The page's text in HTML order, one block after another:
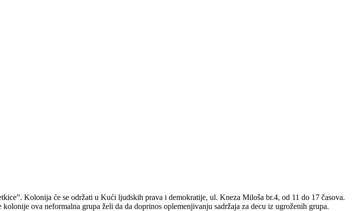
Kolonija će se održati u Kući ljudskih prava i demokratije, ul. Kneza Miloša br.4, od 11 do 17 časova.
ova neformalna grupa želi da da doprinos oplemenjivanju sadržaja za decu iz ugroženih grupa.